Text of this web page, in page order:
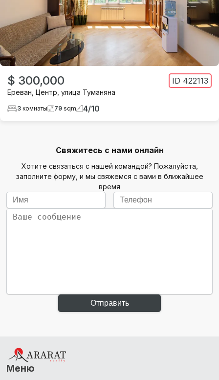
$ 300,000 ID 422113
Ереван Центр улица Туманяна
3 комнаты 79 sqm 4/10
Свяжитесь с нами онлайн
Хотите связаться с нашей командой? Пожалуйста,
заполните форму, и мы свяжемся с вами в ближайшее
время
Отправить
Меню